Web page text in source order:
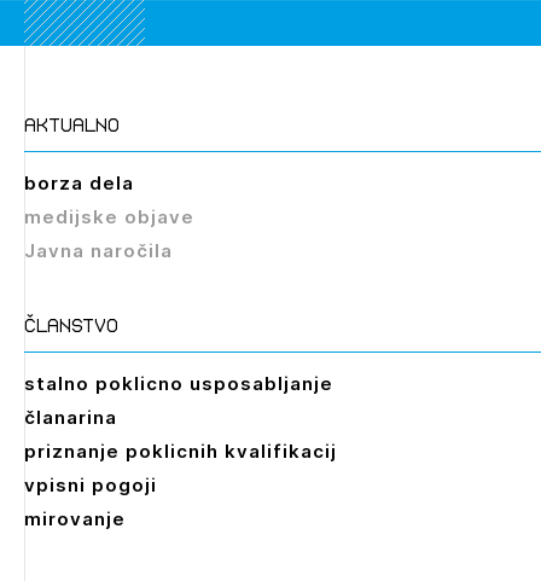
aktualno
borza dela
medijske objave
Javna naročila
članstvo
stalno poklicno usposabljanje
članarina
priznanje poklicnih kvalifikacij
vpisni pogoji
mirovanje